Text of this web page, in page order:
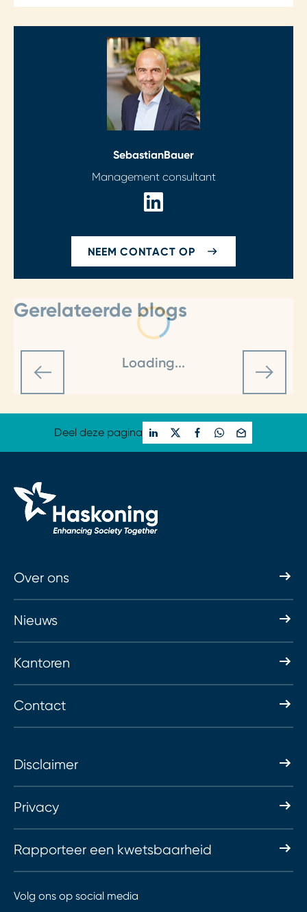
SebastianBauer
Management consultant
NEEM CONTACT OP
Loading...
Gerelateerde blogs
Deel deze pagina
Over ons
Nieuws
Kantoren
Contact
Disclaimer
Privacy
Rapporteer een kwetsbaarheid
Volg ons op social media